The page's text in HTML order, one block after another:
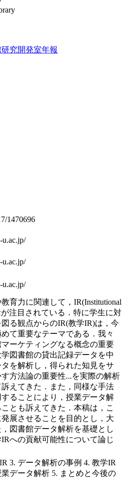
究開発室年報
1470696
育力に関連して，IR(Institutional
が注目されている．特に学生に対
る観点からのIR(教学IR)は，今
て重要なテーマである．我々
ーケティングなる概念の重要
図書館の貸出記録データを中
を解析し，得られた知見をサ
方法論の重要性...を実際の解析
えてきた．また，同様な手法
ることにより，授業データ解
とも訴えてきた．本稿は，こ
展させることを目的とし，大
図書館データ解析を基礎とし
への貢献可能性について論じ
3. データ解析の事例 4. 教学IR
データ解析 5. まとめと今後の